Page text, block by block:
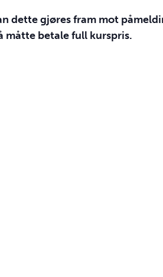
dette gjøres fram mot
måtte betale full kurspris.